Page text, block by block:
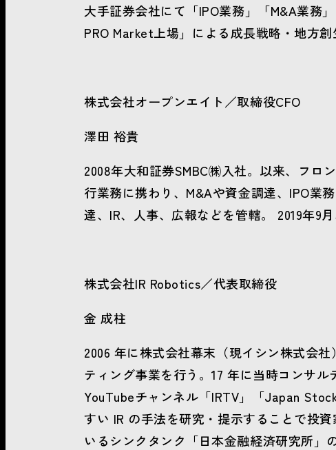
大手証券会社にて「IPO業務」「M&A業務
PRO Market上場」による成長戦略・地方創
株式会社オープンエイト／取締役CFO
澤田 裕貴
2008年大和証券SMBC㈱入社。以来、フロ
行業務に携わり、M&Aや資金調達、IPO業
達、IR、人事、広報などを管轄。 2019年9
株式会社IR Robotics／代表取締役
金 成柱
2006 年に株式会社幕末（現イシン株式会
ティング事業を行う。17 年に当時コンサ
YouTubeチャンネル「IRTV」「Japan
すい IR の手法を研究・提示することで投
いるシンクタンク「日本金融経済研究所」